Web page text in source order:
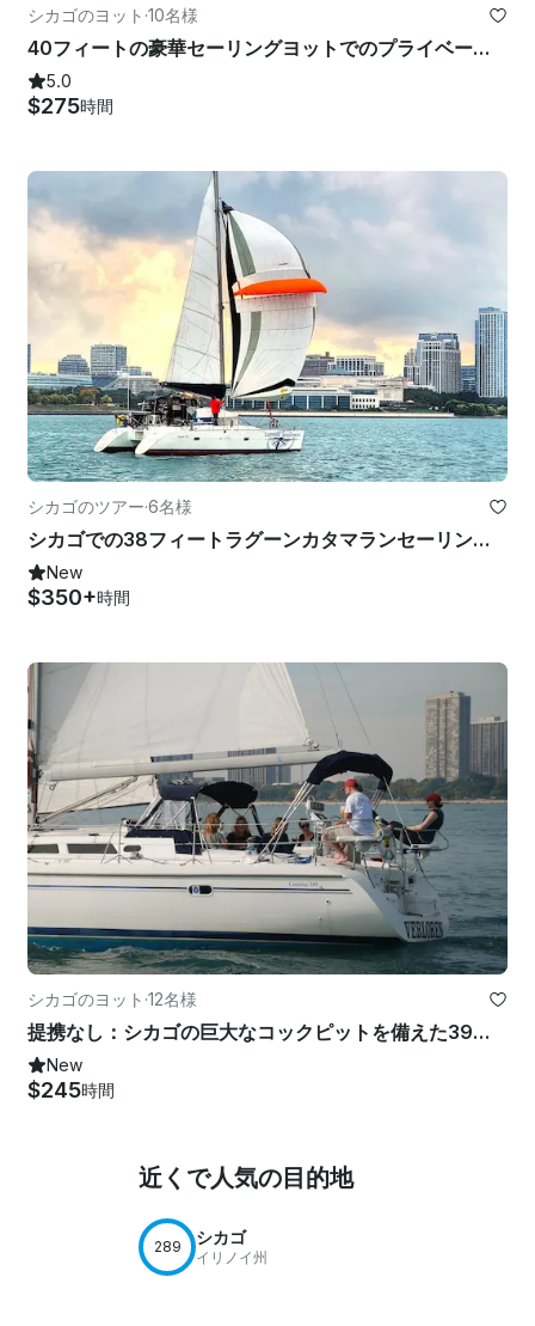
シカゴのヨット ·10名様
40フィートの豪華セーリングヨットでのプライベートクルーズ-ベネトーオセアニス393「バガボンド」
5.0
$275時間
シカゴのツアー·6名様
シカゴでの38フィートラグーンカタマランセーリングレッスン
New
$350+時間
シカゴのヨット ·12名様
提携なし：シカゴの巨大なコックピットを備えた39フィートのカタリナヨット
New
$245時間
近くで人気の目的地
289 シカゴ
イリノイ州